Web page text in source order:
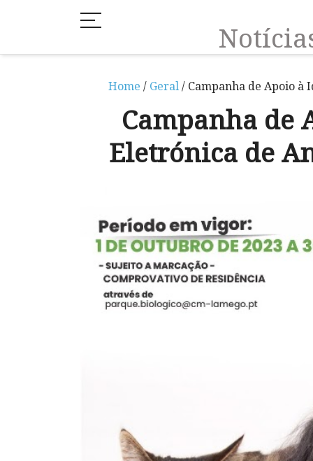
Home / Geral/ Campanha de Apoio à
Campanha de
Eletrónica de